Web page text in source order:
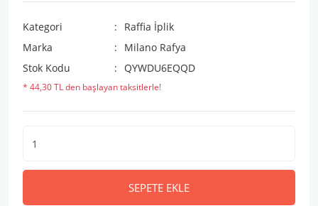
Kategori
Raffia İplik
Marka
Milano Rafya
Stok Kodu
QYWDU6EQQD
* 44,30 TL den başlayan taksitlerle!
SEPETE EKLE